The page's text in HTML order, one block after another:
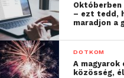
Októberben
– ezt tedd,
maradjon a
DOTKOM
A magyarok
közösség,